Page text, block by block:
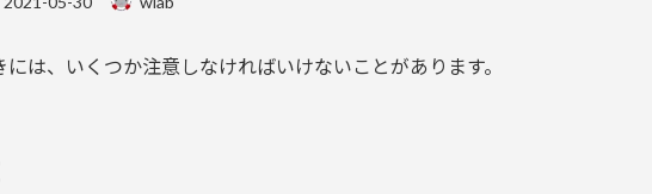
新 は、いくつか注意しなければいけないことがあります。